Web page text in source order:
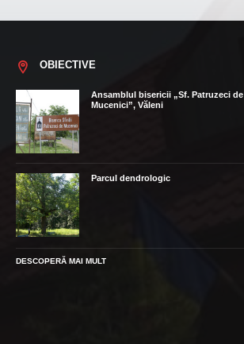
OBIECTIVE
Ansamblul bisericii „Sf. Patruzeci de
Mucenici”, Văleni
Parcul dendrologic
DESCOPERĂ MAI MULT